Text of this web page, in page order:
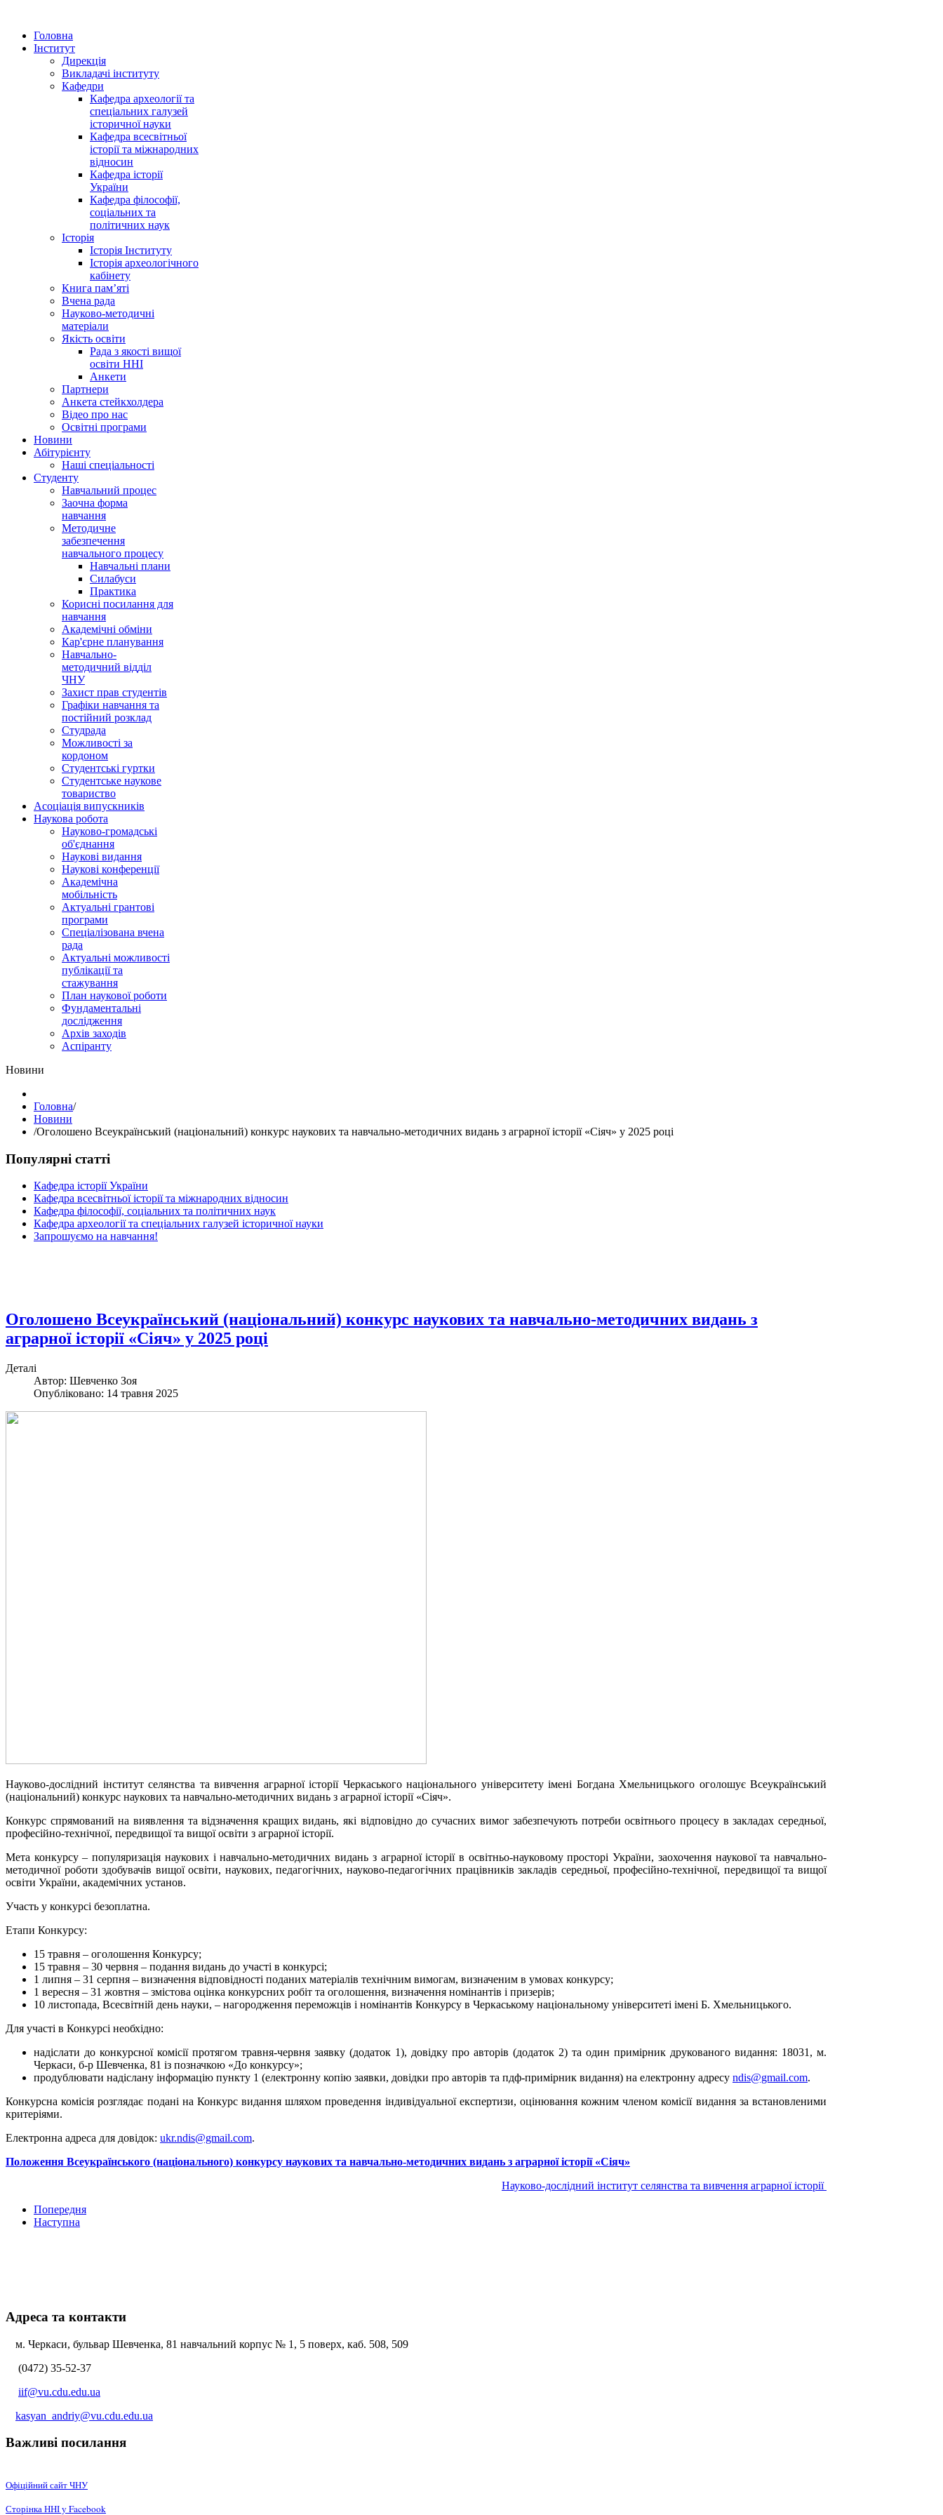
Головна
Інститут
Дирекція
Викладачі інституту
Кафедри
Кафедра археології та
спеціальних галузей
історичної науки
Кафедра всесвітньої
історії та міжнародних
відносин
Кафедра історії
України
Кафедра філософії,
соціальних та
політичних наук
Історія
Історія Інституту
Історія археологічного
кабінету
Книга памʼяті
Вчена рада
Науково-методичні
матеріали
Якість освіти
Рада з якості вищої
освіти ННІ
Анкети
Партнери
Анкета стейкхолдера
Відео про нас
Освітні програми
Hовини
Абітурієнту
Наші спеціальності
Студенту
Навчальний процес
Заочна форма
навчання
Методичне
забезпечення
навчального процесу
Навчальні плани
Силабуси
Практика
Корисні посилання для
навчання
Академічні обміни
Кар'єрне планування
Навчально-
методичний відділ
ЧНУ
Захист прав студентів
Графіки навчання та
постійний розклад
Студрада
Можливості за
кордоном
Студентські гуртки
Студентське наукове
товариство
Асоціація випускників
Наукова робота
Науково-громадські
об'єднання
Наукові видання
Наукові конференції
Академічна
мобільність
Актуальні грантові
програми
Спеціалізована вчена
рада
Актуальні можливості
публікації та
стажування
План наукової роботи
Фундаментальні
дослідження
Архів заходів
Аспіранту
Hовини
Головна/
Hовини
/Оголошено Всеукраїнський (національний) конкурс наукових та навчально-методичних видань з аграрної історії «Сіяч» у 2025 році
Популярні статті
Кафедра історії України
Кафедра всесвітньої історії та міжнародних відносин
Кафедра філософії, соціальних та політичних наук
Кафедра археології та спеціальних галузей історичної науки
Запрошуємо на навчання!
Оголошено Всеукраїнський (національний) конкурс наукових та навчально-методичних видань з
аграрної історії «Сіяч» у 2025 році
Деталі
Автор: Шевченко Зоя
Опубліковано: 14 травня 2025
Науково-дослідний інститут селянства та вивчення аграрної історії Черкаського національного університету імені Богдана Хмельницького оголошує Всеукраїнський
(національний) конкурс наукових та навчально-методичних видань з аграрної історії «Сіяч».
Конкурс спрямований на виявлення та відзначення кращих видань, які відповідно до сучасних вимог забезпечують потреби освітнього процесу в закладах середньої,
професійно-технічної, передвищої та вищої освіти з аграрної історії.
Мета конкурсу – популяризація наукових і навчально-методичних видань з аграрної історії в освітньо-науковому просторі України, заохочення наукової та навчально-
методичної роботи здобувачів вищої освіти, наукових, педагогічних, науково-педагогічних працівників закладів середньої, професійно-технічної, передвищої та вищої
освіти України, академічних установ.
Участь у конкурсі безоплатна.
Етапи Конкурсу:
15 травня – оголошення Конкурсу;
15 травня – 30 червня – подання видань до участі в конкурсі;
1 липня – 31 серпня – визначення відповідності поданих матеріалів технічним вимогам, визначеним в умовах конкурсу;
1 вересня – 31 жовтня – змістова оцінка конкурсних робіт та оголошення, визначення номінантів і призерів;
10 листопада, Всесвітній день науки, – нагородження переможців і номінантів Конкурсу в Черкаському національному університеті імені Б. Хмельницького.
Для участі в Конкурсі необхідно:
надіслати до конкурсної комісії протягом травня-червня заявку (додаток 1), довідку про авторів (додаток 2) та один примірник друкованого видання: 18031, м.
Черкаси, б-р Шевченка, 81 із позначкою «До конкурсу»;
продублювати надіслану інформацію пункту 1 (електронну копію заявки, довідки про авторів та пдф-примірник видання) на електронну адресу ndis@gmail.com.
Конкурсна комісія розглядає подані на Конкурс видання шляхом проведення індивідуальної експертизи, оцінювання кожним членом комісії видання за встановленими
критеріями.
Електронна адреса для довідок: ukr.ndis@gmail.com.
Положення Всеукраїнського (національного) конкурсу наукових та навчально-методичних видань з аграрної історії «Сіяч»
Науково-дослідний інститут селянства та вивчення аграрної історії
Попередня
Наступна
Адреса та контакти
м. Черкаси, бульвар Шевченка, 81 навчальний корпус № 1, 5 поверх, каб. 508, 509
(0472) 35-52-37
iif@vu.cdu.edu.ua
kasyan_andriy@vu.cdu.edu.ua
Важливі посилання
Офіційний сайт ЧНУ
Сторінка ННІ у Facebook